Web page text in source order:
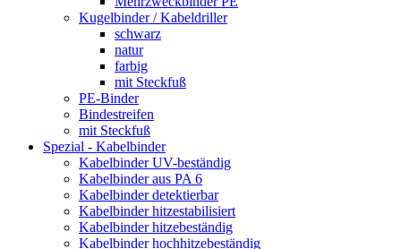
Kugelbinder / Kabeldriller
schwarz
natur
farbig
mit Steckfuß
PE-Binder
Bindestreifen
mit Steckfuß
Spezial - Kabelbinder
Kabelbinder UV-beständig
Kabelbinder aus PA 6
Kabelbinder detektierbar
Kabelbinder hitzestabilisiert
Kabelbinder hitzebeständig
Kabelbinder hochhitzebeständig